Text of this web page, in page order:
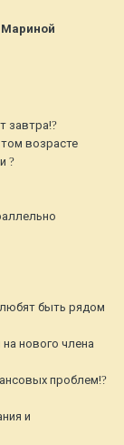
завтра!?
возрасте
?
быть рядом
нового члена
проблем!?
и